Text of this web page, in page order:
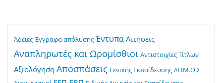
Άδειες Έγγραφα απόλυσης Έντυπα Αιτήσεις
Αναπληρωτές και Ωρομίσθιοι Αντιστοιχίες Τίτλων
Αξιολόγηση Αποσπάσεις Γενικής Εκπαίδευσης ΔΗΜ.Ω.Σ